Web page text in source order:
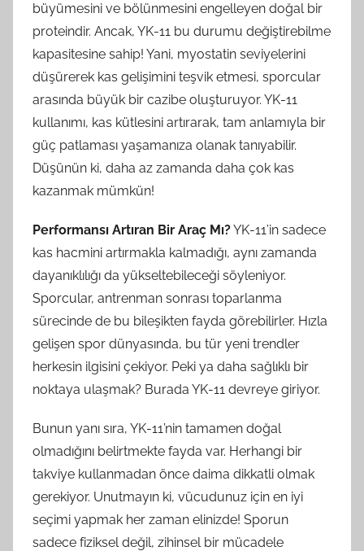
büyümesini ve bölünmesini engelleyen doğal bir
proteindir. Ancak, YK-11 bu durumu değiştirebilme
kapasitesine sahip! Yani, myostatin seviyelerini
düşürerek kas gelişimini teşvik etmesi, sporcular
arasında büyük bir cazibe oluşturuyor. YK-11
kullanımı, kas kütlesini artırarak, tam anlamıyla bir
güç patlaması yaşamanıza olanak tanıyabilir.
Düşünün ki, daha az zamanda daha çok kas
kazanmak mümkün!
Performansı Artıran Bir Araç Mı?YK-11’in sadece
kas hacmini artırmakla kalmadığı, aynı zamanda
dayanıklılığı da yükseltebileceği söyleniyor.
Sporcular, antrenman sonrası toparlanma
sürecinde de bu bileşikten fayda görebilirler. Hızla
gelişen spor dünyasında, bu tür yeni trendler
herkesin ilgisini çekiyor. Peki ya daha sağlıklı bir
noktaya ulaşmak? Burada YK-11 devreye giriyor.
Bunun yanı sıra, YK-11’nin tamamen doğal
olmadığını belirtmekte fayda var. Herhangi bir
takviye kullanmadan önce daima dikkatli olmak
gerekiyor. Unutmayın ki, vücudunuz için en iyi
seçimi yapmak her zaman elinizde! Sporun
sadece fiziksel değil, zihinsel bir mücadele